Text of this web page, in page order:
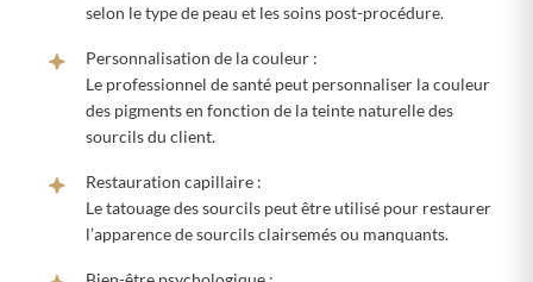
selon le type de peau et les soins post-procédure.
Personnalisation de la couleur :
Le professionnel de santé peut personnaliser la couleur
des pigments en fonction de la teinte naturelle des
sourcils du client.
Restauration capillaire :
Le tatouage des sourcils peut être utilisé pour restaurer
l’apparence de sourcils clairsemés ou manquants.